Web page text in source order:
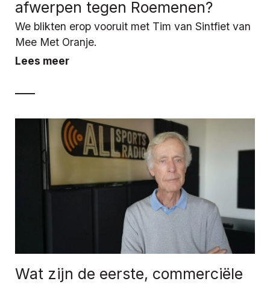
afwerpen tegen Roemenen?
We blikten erop vooruit met Tim van Sintfiet van
Mee Met Oranje.
Lees meer
Wat zijn de eerste, commerciële